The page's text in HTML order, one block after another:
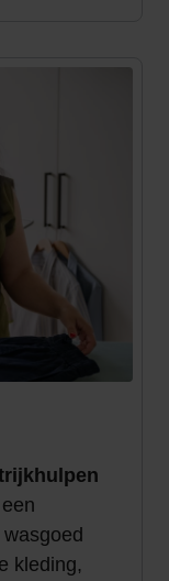
kleding,